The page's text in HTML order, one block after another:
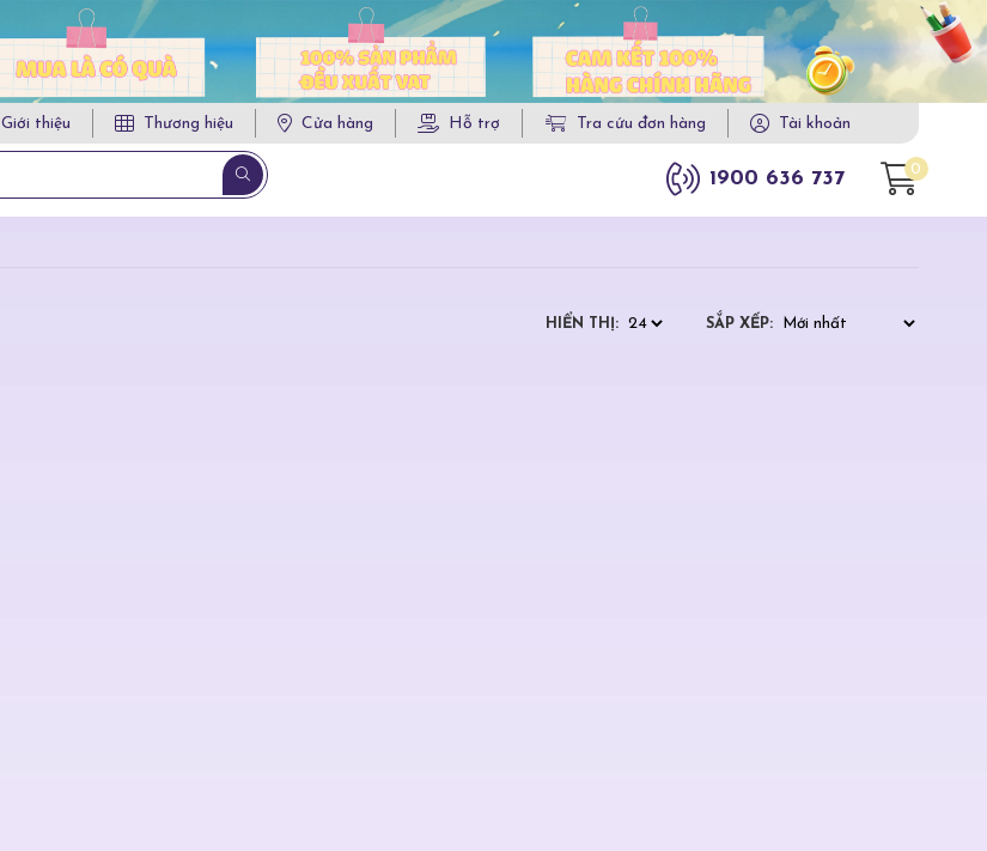
Giới thiệu Thương hiệu Cửa hàng Hỗ trợ Tra cứu đơn hàng Tài khoản
1900 636 737 0
HIỂN THỊ: SẮP XẾP: